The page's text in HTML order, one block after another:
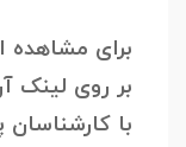
برای
بر روی لینک
با کارشناسان